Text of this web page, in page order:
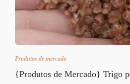
Produtos de mercado
{Produtos de Mercado} Trigo